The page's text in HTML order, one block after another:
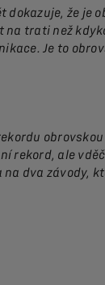
dokazuje, že
na trati než
Je to
rekord, ale
dva závody,